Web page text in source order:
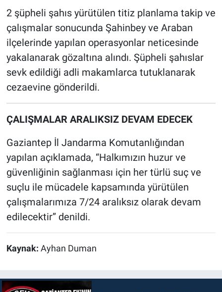
2 şüpheli şahıs yürütülen titiz planlama takip ve
çalışmalar sonucunda Şahinbey ve Araban
ilçelerinde yapılan operasyonlar neticesinde
yakalanarak gözaltına alındı. Şüpheli şahıslar
sevk edildiği adli makamlarca tutuklanarak
cezaevine gönderildi.
ÇALIŞMALAR ARALIKSIZ DEVAM EDECEK
Gaziantep İl Jandarma Komutanlığından
yapılan açıklamada, “Halkımızın huzur ve
güvenliğinin sağlanması için her türlü suç ve
suçlu ile mücadele kapsamında yürütülen
çalışmalarımıza 7/24 aralıksız olarak devam
edilecektir” denildi.
Kaynak: Ayhan Duman